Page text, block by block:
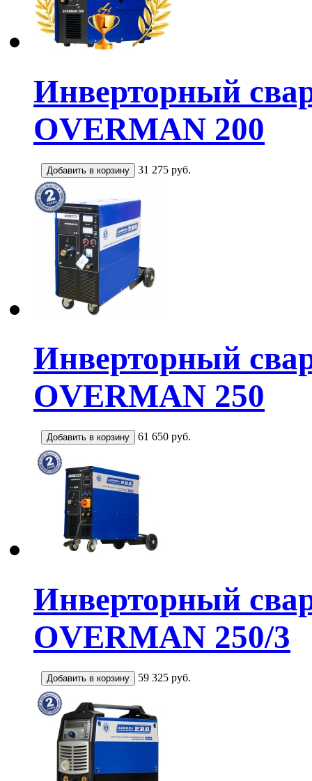
Инверторный
OVERMAN 200
31 275 руб.
Инверторный
OVERMAN 250
61 650 руб.
Инверторный
OVERMAN 250/3
59 325 руб.